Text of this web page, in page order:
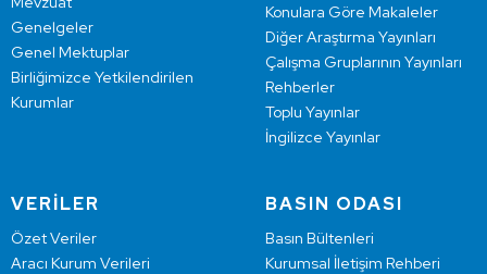
Genelgeler
Genel Mektuplar
Birliğimizce Yetkilendirilen
Kurumlar
Konulara Göre Makaleler
Diğer Araştırma Yayınları
Çalışma Gruplarının Yayınları
Rehberler
Toplu Yayınlar
İngilizce Yayınlar
VERİLER
Özet Veriler
Aracı Kurum Verileri
BASIN ODASI
Basın Bültenleri
Kurumsal İletişim Rehberi